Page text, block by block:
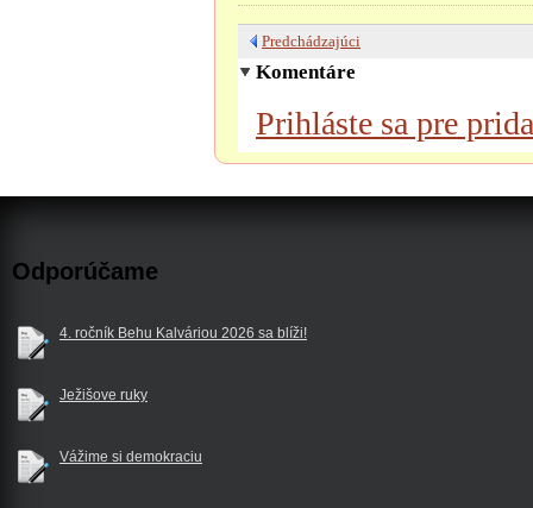
Predchádzajúci
Komentáre
Prihláste sa pre
Odporúčame
4. ročník Behu Kalváriou 2026 sa blíži!
Ježišove ruky
Vážime si demokraciu